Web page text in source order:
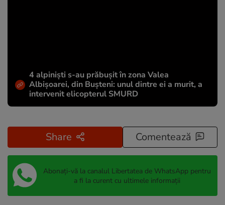
4 alpiniști s-au prăbușit în zona Valea
Albișoarei, din Bușteni: unul dintre ei a murit, a
intervenit elicopterul SMURD
Share Comentează
Abonați-vă la canalul Libertatea de WhatsApp pentru
a fi la curent cu ultimele informații